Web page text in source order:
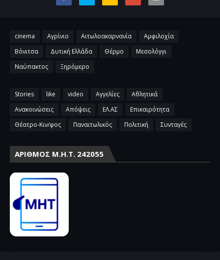
cinema Αγρίνιο Αιτωλοακαρνανία
Αμφιλοχία
Βόνιτσα
Δυτική Ελλάδα Θέρμο
Μεσολόγγι
Ναύπακτος
Ξηρόμερο
Stories like video Αγγελίες
Αθλητικά
Ανακοινώσεις
Απόψεις ΕΛ.ΑΣ
Επικαιρότητα
Θέατρο-Κιν/φος
Παναιτωλικός Πολιτική Συνταγές
ΑΡΙΘΜΌΣ Μ.Η.Τ. 242055